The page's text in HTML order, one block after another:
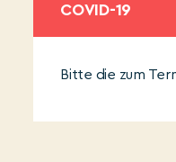
COVID-19
Bitte die zum